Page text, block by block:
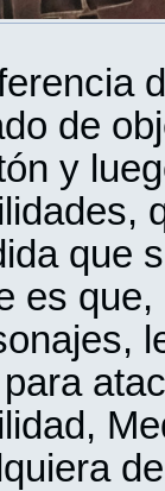
de
y
que
es